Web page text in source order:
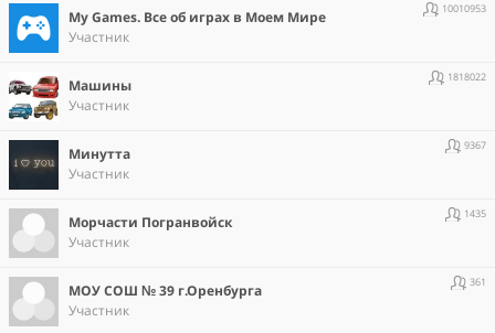
Мy Games. Все об играх в Моем Мире
Участник
10010953
Машины
Участник
1818022
Минутта
Участник
9367
Морчасти Погранвойск
Участник
1435
МОУ СОШ № 39 г.Оренбурга
Участник
361